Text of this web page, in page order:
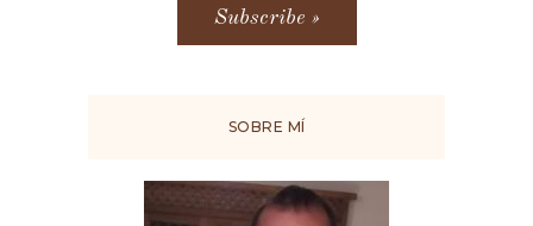
SOBRE MÍ